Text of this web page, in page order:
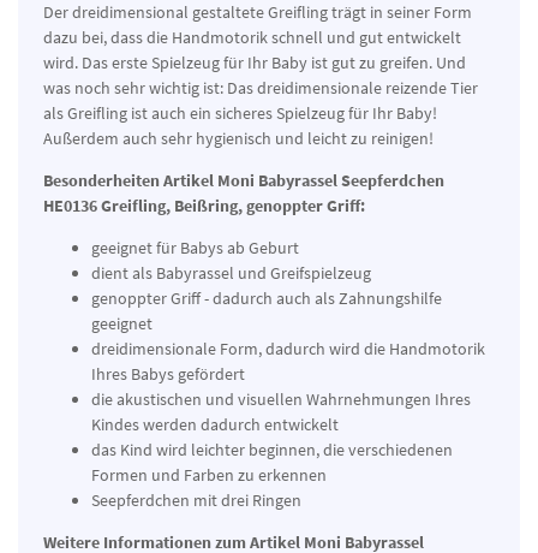
Der dreidimensional gestaltete Greifling trägt in seiner Form
dazu bei, dass die Handmotorik schnell und gut entwickelt
wird. Das erste Spielzeug für Ihr Baby ist gut zu greifen. Und
was noch sehr wichtig ist: Das dreidimensionale reizende Tier
als Greifling ist auch ein sicheres Spielzeug für Ihr Baby!
Außerdem auch sehr hygienisch und leicht zu reinigen!
Besonderheiten Artikel Moni Babyrassel Seepferdchen
HE0136 Greifling, Beißring, genoppter Griff:
geeignet für Babys ab Geburt
dient als Babyrassel und Greifspielzeug
genoppter Griff - dadurch auch als Zahnungshilfe
geeignet
dreidimensionale Form, dadurch wird die Handmotorik
Ihres Babys gefördert
die akustischen und visuellen Wahrnehmungen Ihres
Kindes werden dadurch entwickelt
das Kind wird leichter beginnen, die verschiedenen
Formen und Farben zu erkennen
Seepferdchen mit drei Ringen
Weitere Informationen zum Artikel Moni Babyrassel